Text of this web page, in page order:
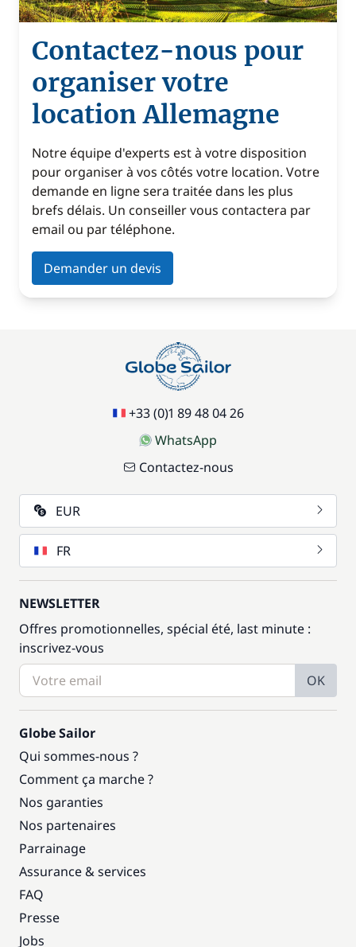
Contactez-nous pour
organiser votre
location Allemagne
Notre équipe d'experts est à votre disposition
pour organiser à vos côtés votre location. Votre
demande en ligne sera traitée dans les plus
brefs délais. Un conseiller vous contactera par
email ou par téléphone.
Demander un devis
+33 (0)1 89 48 04 26
WhatsApp
Contactez-nous
EUR
FR
NEWSLETTER
Offres promotionnelles, spécial été, last minute :
inscrivez-vous
OK
Globe Sailor
Qui sommes-nous ?
Comment ça marche ?
Nos garanties
Nos partenaires
Parrainage
Assurance & services
FAQ
Presse
Jobs